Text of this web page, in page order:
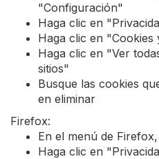
"Configuración"
Haga clic en
Haga clic en "Cookies
Haga clic en "Ver
sitios"
Busque las cookies
en eliminar
Firefox:
En el menú de
Haga clic en